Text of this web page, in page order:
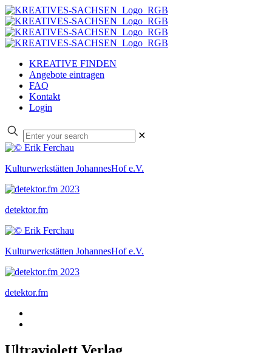
KREATIVE FINDEN
Angebote eintragen
FAQ
Kontakt
Login
✕
Kulturwerkstätten JohannesHof e.V.
detektor.fm
Kulturwerkstätten JohannesHof e.V.
detektor.fm